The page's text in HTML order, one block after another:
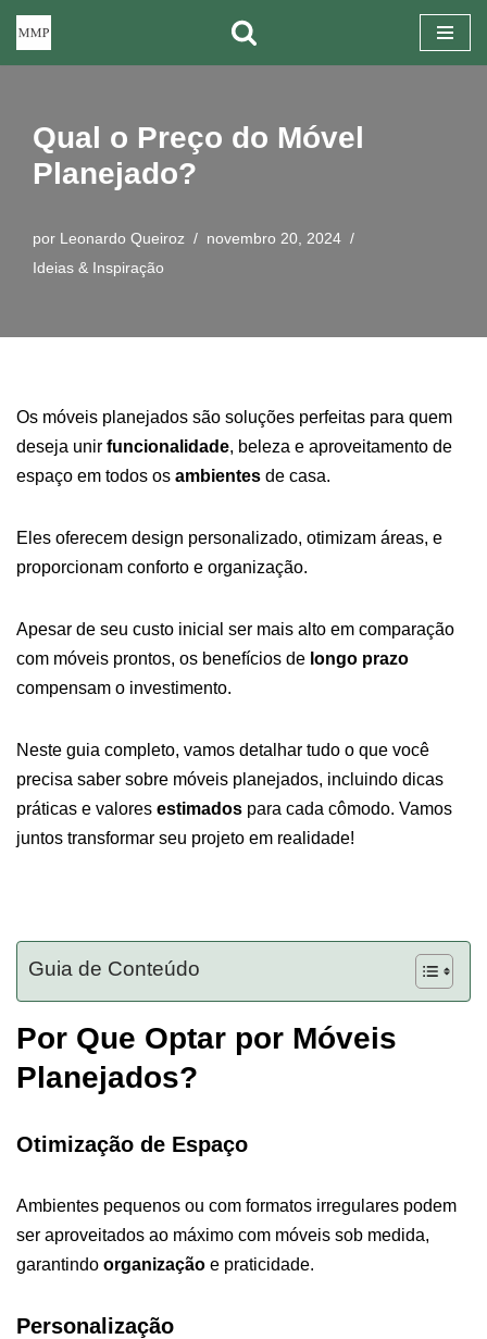
conteúdo
Qual o Preço do Móvel
Planejado?
por Leonardo Queiroz
novembro 20, 2024
Ideias & Inspiração
Os móveis planejados são soluções perfeitas para quem
deseja unir funcionalidade, beleza e aproveitamento de
espaço em todos os ambientes de casa.
Eles oferecem design personalizado, otimizam áreas, e
proporcionam conforto e organização.
Apesar de seu custo inicial ser mais alto em comparação
com móveis prontos, os benefícios de longo prazo
compensam o investimento.
Neste guia completo, vamos detalhar tudo o que você
precisa saber sobre móveis planejados, incluindo dicas
práticas e valores estimados para cada cômodo. Vamos
juntos transformar seu projeto em realidade!
Guia de Conteúdo
Por Que Optar por Móveis
Planejados?
Otimização de Espaço
Ambientes pequenos ou com formatos irregulares podem
ser aproveitados ao máximo com móveis sob medida,
garantindo organização e praticidade.
Personalização